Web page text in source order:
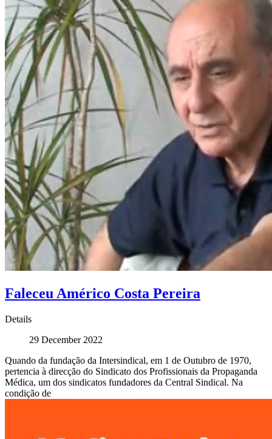
Faleceu Américo Costa Pereira
Details
29 December 2022
Quando da fundação da Intersindical, em 1 de Outubro de 1970,
pertencia à direcção do Sindicato dos Profissionais da Propaganda
Médica, um dos sindicatos fundadores da Central Sindical. Na
condição de